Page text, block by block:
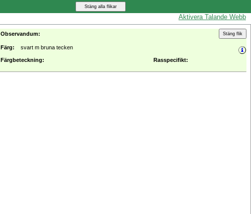
Aktivera Talande Webb
Observandum:
Färg: svart m bruna tecken
Färgbeteckning:
Rasspecifikt: